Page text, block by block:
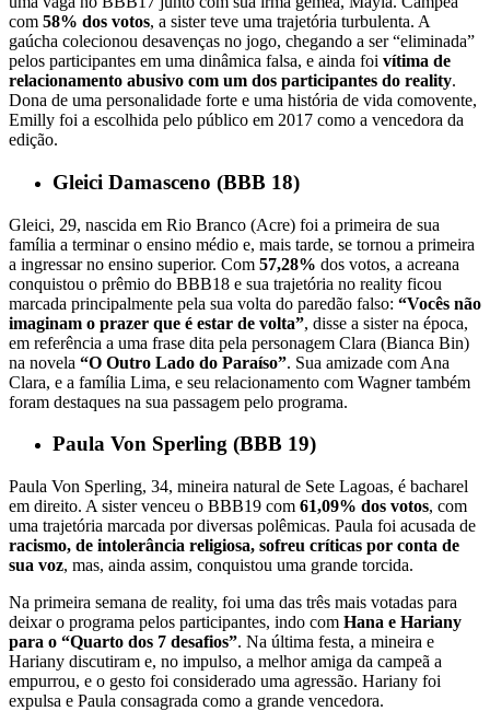
com 58% dos votos, a sister teve uma trajetória turbulenta. A
gaúcha colecionou desavenças no jogo, chegando a ser “eliminada”
pelos participantes em uma dinâmica falsa, e ainda foi vítima de
relacionamento abusivo com um dos participantes do reality.
Dona de uma personalidade forte e uma história de vida comovente,
Emilly foi a escolhida pelo público em 2017 como a vencedora da
edição.
Gleici Damasceno (BBB 18)
Gleici, 29, nascida em Rio Branco (Acre) foi a primeira de sua
família a terminar o ensino médio e, mais tarde, se tornou a primeira
a ingressar no ensino superior. Com 57,28% dos votos, a acreana
conquistou o prêmio do BBB18 e sua trajetória no reality ficou
marcada principalmente pela sua volta do paredão falso: “Vocês não
imaginam o prazer que é estar de volta”, disse a sister na época,
em referência a uma frase dita pela personagem Clara (Bianca Bin)
na novela “O Outro Lado do Paraíso”. Sua amizade com Ana
Clara, e a família Lima, e seu relacionamento com Wagner também
foram destaques na sua passagem pelo programa.
Paula Von Sperling (BBB 19)
Paula Von Sperling, 34, mineira natural de Sete Lagoas, é bacharel
em direito. A sister venceu o BBB19 com 61,09% dos votos, com
uma trajetória marcada por diversas polêmicas. Paula foi acusada de
racismo, de intolerância religiosa, sofreu críticas por conta de
sua voz, mas, ainda assim, conquistou uma grande torcida.
Na primeira semana de reality, foi uma das três mais votadas para
deixar o programa pelos participantes, indo com Hana e Hariany
para o “Quarto dos 7 desafios”. Na última festa, a mineira e
Hariany discutiram e, no impulso, a melhor amiga da campeã a
empurrou, e o gesto foi considerado uma agressão. Hariany foi
expulsa e Paula consagrada como a grande vencedora.